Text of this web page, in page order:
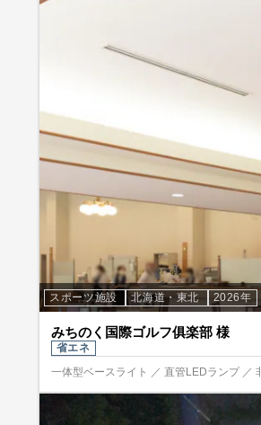
スポーツ施設 北海道・東北 2026年
みちのく国際ゴルフ俱楽部 様
省エネ
一体型ベースライト ／ 直管LEDランプ ／